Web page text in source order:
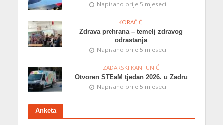
Napisano prije 5 mjeseci
KORAČIĆI
Zdrava prehrana – temelj zdravog
odrastanja
Napisano prije 5 mjeseci
ZADARSKI KANTUNIĆ
Otvoren STEaM tjedan 2026. u Zadru
Napisano prije 5 mjeseci
Anketa